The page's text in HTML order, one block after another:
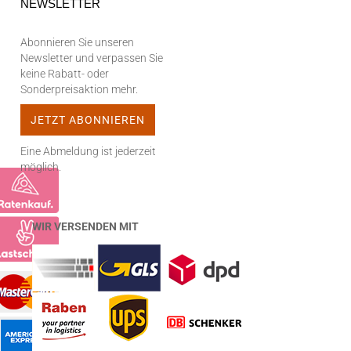
NEWSLETTER
Abonnieren Sie unseren
Newsletter und verpassen Sie
keine Rabatt- oder
Sonderpreisaktion mehr.
Eine Abmeldung ist jederzeit
möglich.
WIR VERSENDEN MIT